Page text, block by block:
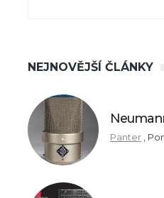
NEJNOVĚJŠÍ ČLÁNKY
Panter ,